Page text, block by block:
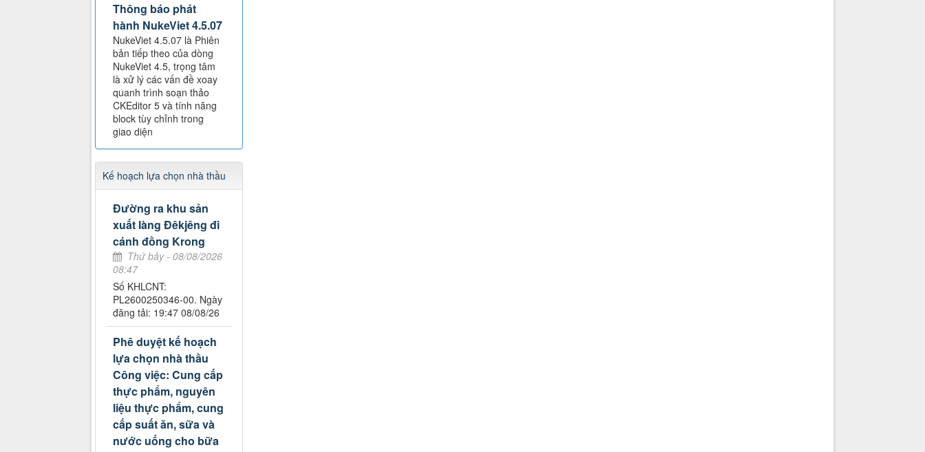
Thông báo phát
hành NukeViet 4.5.07
NukeViet 4.5.07 là Phiên
bản tiếp theo của dòng
NukeViet 4.5, trọng tâm
là xử lý các vấn đề xoay
quanh trình soạn thảo
CKEditor 5 và tính năng
block tùy chỉnh trong
giao diện
Kế hoạch lựa chọn nhà thầu
Đường ra khu sản
xuất làng Đêkjêng đi
cánh đồng Krong
Thứ bảy - 08/08/2026
08:47
Số KHLCNT:
PL2600250346-00. Ngày
đăng tải: 19:47 08/08/26
Phê duyệt kế hoạch
lựa chọn nhà thầu
Công việc: Cung cấp
thực phẩm, nguyên
liệu thực phẩm, cung
cấp suất ăn, sữa và
nước uống cho bữa